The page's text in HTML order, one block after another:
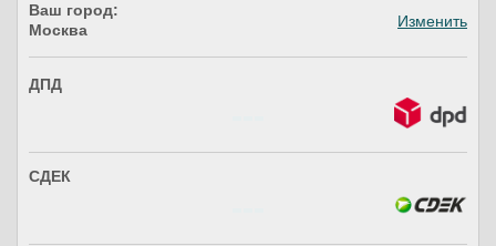
Ваш город:
Москва
Изменить
ДПД
СДЕК